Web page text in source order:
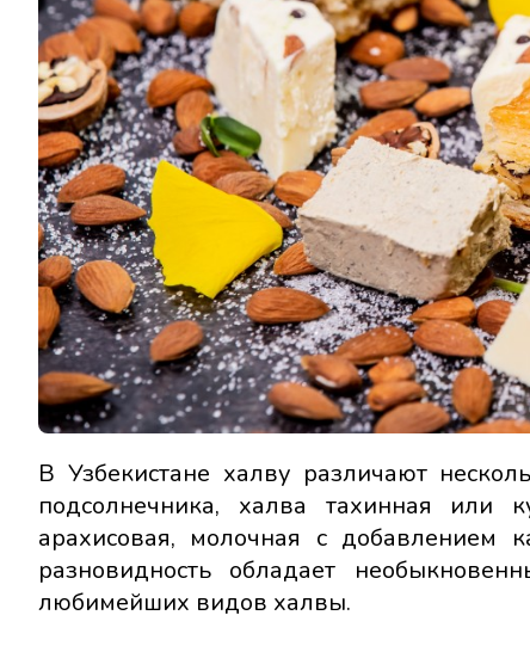
В Узбекистане халву различают
подсолнечника, халва тахинная или
арахисовая, молочная с добавлением
разновидность обладает
любимейших видов халвы.